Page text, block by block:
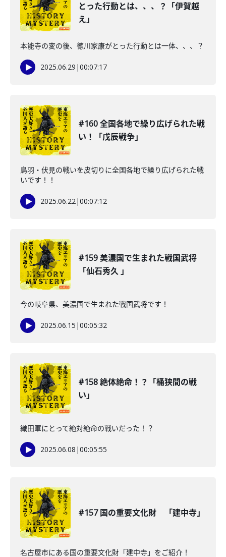
とった行動とは、、、？「伊賀越
え」
本能寺の変の後、徳川家康がとった行動とは一体、、、？
2025.06.29 |00:07:17
#160 全国各地で繰り広げられた戦
い！「戊辰戦争」
鳥羽・伏見の戦いを皮切りに全国各地で繰り広げられた戦
いです！！
2025.06.22|00:07:12
#159 美濃国で生まれた戦国武将
「仙石秀久 」
今の岐阜県、美濃国で生まれた戦国武将です！
2025.06.15 |00:05:32
#158 絶体絶命！？「桶狭間の戦
い」
織田軍にとって絶対絶命の戦いだった！？
2025.06.08 |00:05:55
#157 国の重要文化財 「建中寺」
名古屋市にある国の重要文化財「建中寺」をご紹介！